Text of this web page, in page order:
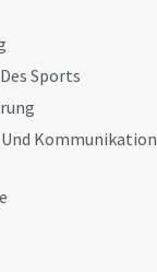
Sports